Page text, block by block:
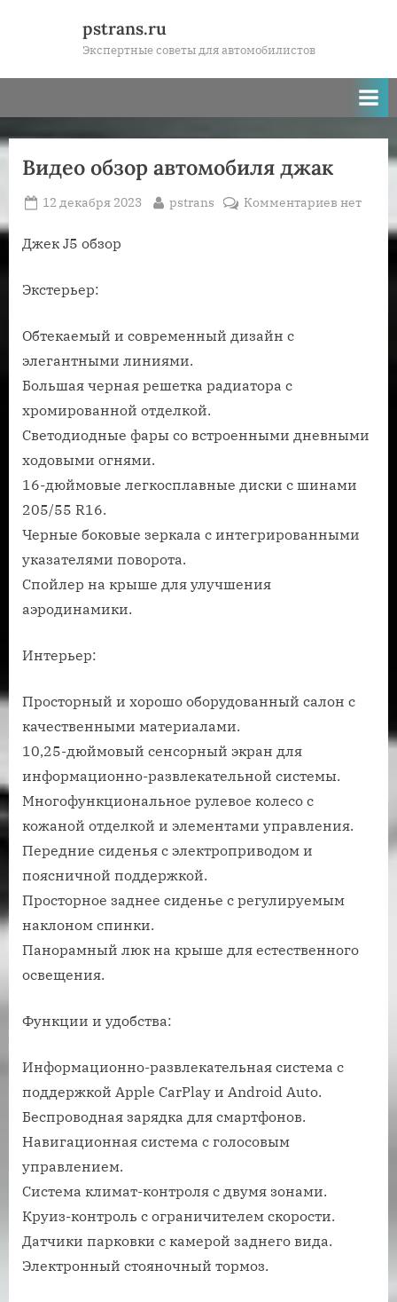
pstrans.ru
Экспертные советы для автомобилистов
Видео обзор автомобиля джак
Posted
12 декабря 2023 By
pstrans Комментариевкнет
Джек J5 обзор
Экстерьер:
Обтекаемый и современный дизайн с
элегантными линиями.
Большая черная решетка радиатора с
хромированной отделкой.
Светодиодные фары со встроенными дневными
ходовыми огнями.
16-дюймовые легкосплавные диски с шинами
205/55 R16.
Черные боковые зеркала с интегрированными
указателями поворота.
Спойлер на крыше для улучшения
аэродинамики.
Интерьер:
Просторный и хорошо оборудованный салон с
качественными материалами.
10,25-дюймовый сенсорный экран для
информационно-развлекательной системы.
Многофункциональное рулевое колесо с
кожаной отделкой и элементами управления.
Передние сиденья с электроприводом и
поясничной поддержкой.
Просторное заднее сиденье с регулируемым
наклоном спинки.
Панорамный люк на крыше для естественного
освещения.
Функции и удобства:
Информационно-развлекательная система с
поддержкой Apple CarPlay и Android Auto.
Беспроводная зарядка для смартфонов.
Навигационная система с голосовым
управлением.
Система климат-контроля с двумя зонами.
Круиз-контроль с ограничителем скорости.
Датчики парковки с камерой заднего вида.
Электронный стояночный тормоз.